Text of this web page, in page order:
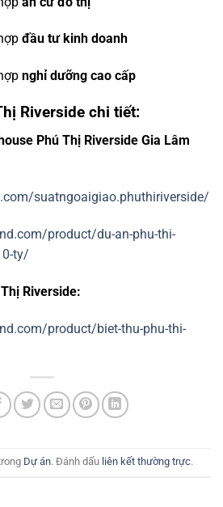
đầu tư kinh doanh
nghỉ dưỡng cao cấp
Riverside chi tiết:
Phú Thị Riverside Gia Lâm
suatngoaigiao.phuthiriverside/
product/du-an-phu-thi-
ty/
Riverside:
product/biet-thu-phu-thi-
Dự án. Đánh dấu liên kết thường trực.